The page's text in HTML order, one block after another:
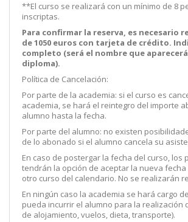
**El curso se realizará con un mínimo de 8
inscriptas.
Para confirmar la reserva, es necesario
de 1050 euros con tarjeta de crédito.
completo (será el nombre que
diploma).
Política de Cancelación:
Por parte de la academia: si el curso es
academia, se hará el reintegro del importe
alumno hasta la fecha.
Por parte del alumno: no existen
de lo abonado si el alumno cancela su
En caso de postergar la fecha del curso, los
tendrán la opción de aceptar la nueva fecha
otro curso del calendario. No se realizarán
En ningún caso la academia se hará cargo
pueda incurrir el alumno para la realización
de alojamiento, vuelos, dieta, transporte).